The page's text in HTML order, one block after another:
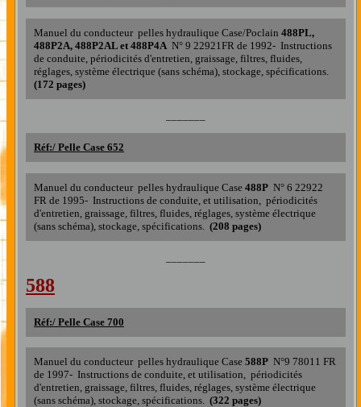
Manuel du conducteur pelles hydraulique Case/Poclain 488PL,
488P2A, 488P2AL et 488P4A N° 9 22921FR de 1992- Instructions
de conduite, périodicités d'entretien, graissage, filtres, fluides,
réglages, système électrique (sans schéma), stockage, spécifications.
(172 pages)
Réf:/ Pelle Case 652
Manuel du conducteur pelles hydraulique Case 488P N° 6 22922
FR de 1995- Instructions de conduite, et utilisation, périodicités
d'entretien, graissage, filtres, fluides, réglages, système électrique
(sans schéma), stockage, spécifications. (208 pages)
588
Réf:/ Pelle Case 700
Manuel du conducteur pelles hydraulique Case 588P N°9 78011 FR
de 1997- Instructions de conduite, et utilisation, périodicités
d'entretien, graissage, filtres, fluides, réglages, système électrique
(sans schéma), stockage, spécifications. (322 pages)